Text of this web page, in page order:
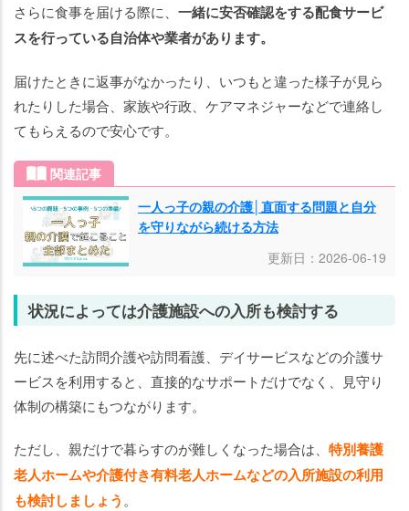
さらに食事を届ける際に、 一緒に安否確認をする配食サービ
スを行っている自治体や業者があります。
届けたときに返事がなかったり、いつもと違った様子が見ら
れたりした場合、家族や行政、ケアマネジャーなどで連絡し
てもらえるので安心です。
関連記事
一人っ子の親の介護│直面する問題と自分
を守りながら続ける方法
更新日：2026-06-19
状況によっては介護施設への入所も検討する
先に述べた訪問介護や訪問看護、デイサービスなどの介護サ
ービスを利用すると、直接的なサポートだけでなく、見守り
体制の構築にもつながります。
ただし、親だけで暮らすのが難しくなった場合は、 特別養護
老人ホームや介護付き有料老人ホームなどの入所施設の利用
も検討しましょう 。